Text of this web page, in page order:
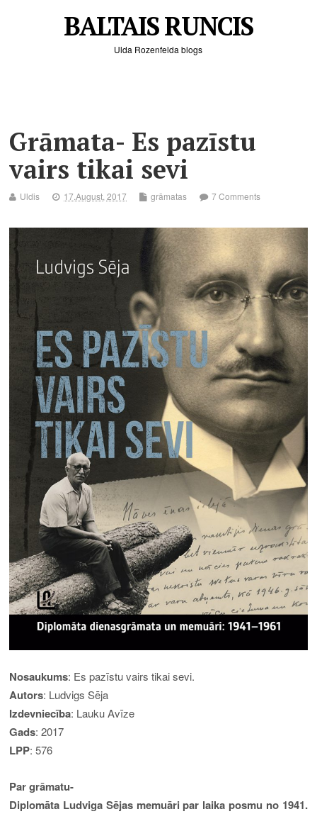
BALTAIS RUNCIS
Ulda Rozenfelda blogs
Grāmata- Es pazīstu
vairs tikai sevi
Uldis 17.August, 2017 grāmatas 7 Comments
Nosaukums: Es pazīstu vairs tikai sevi.
Autors: Ludvigs Sēja
Izdevniecība: Lauku Avīze
Gads: 2017
LPP: 576
Par grāmatu-
Diplomāta Ludviga Sējas memuāri par laika posmu no 1941.